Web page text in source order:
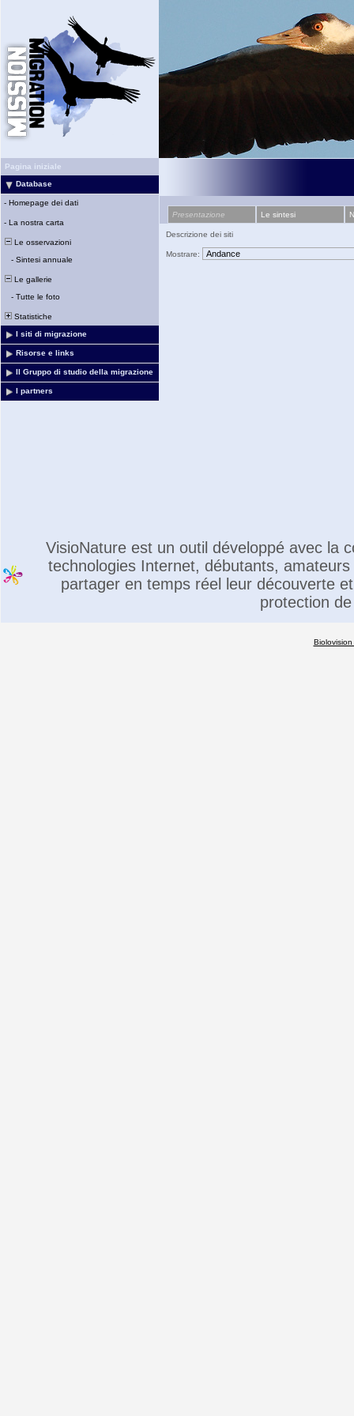
Pagina iniziale
Database
- Homepage dei dati
- La nostra carta
Le osservazioni
- Sintesi annuale
Le gallerie
- Tutte le foto
Statistiche
I siti di migrazione
Risorse e links
Il Gruppo di studio della migrazione
I partners
Presentazione Le sintesi
Descrizione dei siti
Mostrare:
VisioNature est un outil développé avec la
technologies Internet, débutants,
partager en temps réel leur découverte
protection
Biolovision